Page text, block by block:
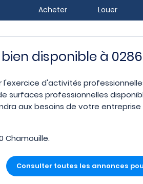
Acheter Louer
disponible à
l'exercice d'activités
surfaces professionnelles
aux besoins de votre
Chamouille.
Consulter toutes les annonces